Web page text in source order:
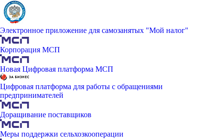
Электронное приложение для самозанятых "Мой налог"
Корпорация МСП
Новая Цифровая платформа МСП
Цифровая платформа для работы с обращениями
предпринимателей
Доращивание поставщиков
Меры поддержки сельхозкооперации